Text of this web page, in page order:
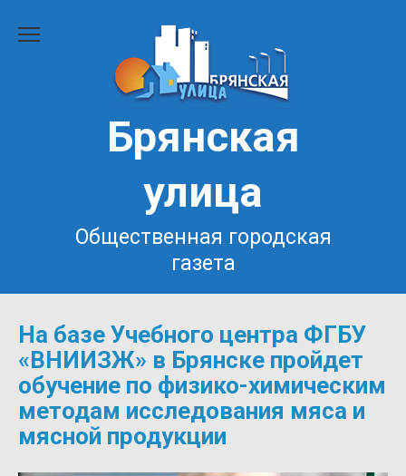
Брянская
улица
Общественная городская
газета
На базе Учебного центра ФГБУ
«ВНИИЗЖ» в Брянске пройдет
обучение по физико-химическим
методам исследования мяса и
мясной продукции